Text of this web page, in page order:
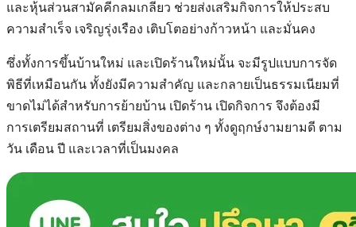
และหุ้นส่วนสามัคคีกลมเกลียว ช่วยส่งเสริมกิจการให้ประสบ
ความสำเร็จ เจริญรุ่งเรือง เติบโตอย่างก้าวหน้า และมั่นคง
ซึ่งทั้งการขึ้นบ้านใหม่ และเปิดร้านใหม่นั้น จะมีรูปแบบการจัด
พิธีที่เหมือนกัน ทั้งยังมีความสำคัญ และกลายเป็นธรรมเนียมที่
ขาดไม่ได้สำหรับการย้ายบ้าน เปิดร้าน เปิดกิจการ จึงต้องมี
การเตรียมสถานที่ เตรียมสิ่งของต่าง ๆ ทั้งดูฤกษ์งามยามดี ตาม
วัน เดือน ปี และเวลาที่เป็นมงคล